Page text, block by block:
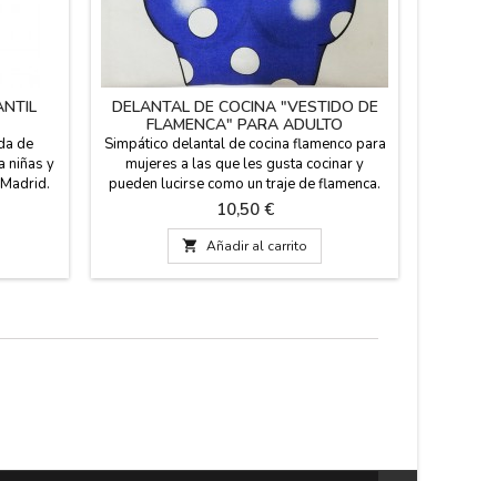
de
niñas y
DELANTAL DE COCINA "VESTIDO DE
FLAMENCA" PARA ADULTO
Simpático delantal de cocina flamenco para
mujeres a las que les gusta cocinar y
pueden lucirse como un traje de flamenca.
Recuerdo divertido de España. 100%
Algodón. Medidas: 74 x 61 cm
Precio
10,50 €
 Añadir al carrito